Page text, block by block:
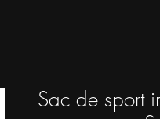
Sac de sport